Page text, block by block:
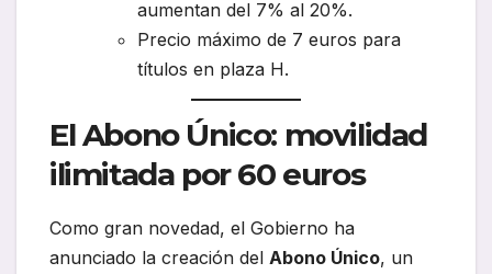
aumentan del 7% al 20%.
Precio máximo de 7 euros para
títulos en plaza H.
El Abono Único: movilidad
ilimitada por 60 euros
Como gran novedad, el Gobierno ha
anunciado la creación del Abono Único, un